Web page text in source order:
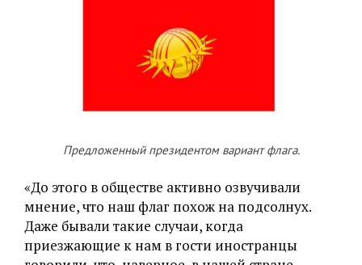
Предложенный президентом вариант флага.
«До этого в обществе активно озвучивали
мнение, что наш флаг похож на подсолнух.
Даже бывали такие случаи, когда
приезжающие к нам в гости иностранцы